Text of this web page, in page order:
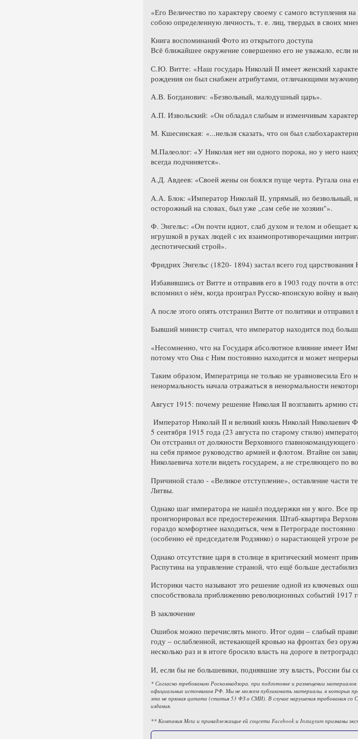
«Его Величество по характеру своему с самого вступления
собою определенную личность, т. е. лиц, твердых в своих
Книга воспоминаний Фото из открытого доступа
Всё ближайшее окружение совершенно его не уважало, если
С.Ю. Витте: «Наш государь Николай II имеет женский
рождения он был снабжен атрибутами, отличающими
А.В. Богданович: «Безвольный, малодушный царь».
А.П. Извольский: «Он обладал слабым и изменчивым
М. Кшесинская: «...нельзя сказать, что он был
М.Палеолог: «У Николая нет ни одного порока, но у него
всегда подчиняется».
А.Д. Авдеев: «Своей жены он боялся пуще черта. Ругала она
А.А. Блок: «Император Николай II, упрямый, но безвольный,
осторожный на словах, был уже „сам себе не хозяин"».
Ф. Энгельс: «Он почти идиот, слаб духом и телом и обещает
игрушкой в руках людей с их взаимопротиворечащими
деспотический строй».
Фридрих Энгельс (1820- 1894) застал всего год царствования
Избавившись от Витте и отправив его в 1903 году почти в
вспомнил о нём, когда проиграл Русско-японскую войну и
А после этого опять отстранил Витте от политики и
Бывший министр считал, что император находится под
«Несомненно, что на Государя абсолютное влияние имеет
потому что Она с Ним постоянно находится и может
Таким образом, Императрица не только не уравновесила Его
ненормальность начала отражаться в ненормальности
Август 1915: почему решение Николая II возглавить армию
Император Николай II и великий князь Николай Николаевич
5 сентября 1915 года (23 августа по старому стилю)
Он отстранил от должности Верховного главнокомандующего
на себя прямое руководство армией и флотом. Втайне он
Николаевича хотели видеть государем, а не стреляющего по
Причиной стало - «Великое отступление», оставление
Литвы.
Однако шаг императора не нашёл поддержки ни у кого. Все
проигнорировал все предостережения. Штаб-квартира
гораздо комфортнее находиться, чем в Петрограде
(особенно её председателя Родзянко) о нарастающей угрозе
Однако отсутствие царя в столице в критический момент
Распутина на управление страной, что ещё больше
Историки часто называют это решение одной из ключевых
способствовала приближению революционных событий 1917
В заключение
Ошибок можно перечислять много. Итог один – слабый
году – ослабленной, истекающей кровью на фронтах без
несколько раз и в итоге бросило власть на дороге в
И, если бы не большевики, поднявшие эту власть, России бы
* Согласно требованию Роскомнадзора, при подготовке и размещении
официальных источников РФ. Мы не можем публиковать материалы, в которых
это не прямая цитата (статья 53 ФЗ о СМИ). В случае нарушения требования
издания.
** Компания Meta и принадлежащие ей соцсети Facebook и Instagram признаны